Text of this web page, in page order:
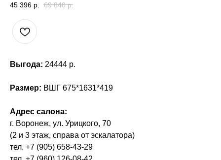
45 396 р. 69 840 р.
Выгода: 24444 р.
Размер: ВШГ 675*1631*419
Адрес салона:
г. Воронеж, ул. Урицкого, 70
(2 и 3 этаж, справа от эскалатора)
тел. +7 (905) 658-43-29